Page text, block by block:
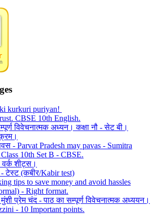
kurkuri puriyan!
CBSE 10th English.
विवेचनात्मक अध्यन। कक्षा नौ - सेट बी।
- Parvat Pradesh may pavas - Sumitra
10th Set B - CBSE.
वर्क शीट्स।
टेस्ट (कबीर/Kabir test)
tips to save money and avoid hassles
- Right format.
प्रेम चंद - पाठ का सम्पूर्ण विवेचनात्मक अध्ययन।
- 10 Important points.